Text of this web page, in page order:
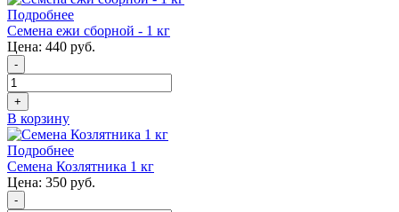
Подробнее
Семена ежи сборной - 1 кг
Цена: 440 руб.
-
+
В корзину
Подробнее
Семена Козлятника 1 кг
Цена: 350 руб.
-